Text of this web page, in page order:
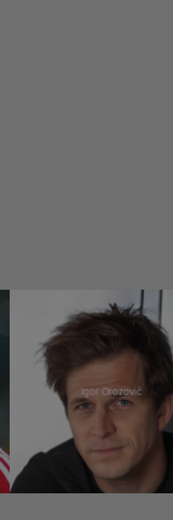
Igor Orozovič